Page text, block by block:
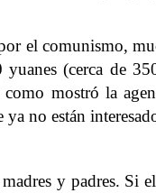
el comunismo,
(cerca de
mostró la
no están
y padres. Si